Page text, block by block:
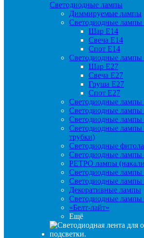
Светодиодные лампы
Диммируемые лампы
Светодиодные лампы
Шар Е14
Свеча Е14
Спот Е14
Светодиодные лампы
Шар Е27
Свеча Е27
Груша Е27
Спот Е27
Светодиодные лампы
Светодиодные
Светодиодные лампы
Светодиодные
трубки)
Светодиодные
Светодиодные лампы
РЕТРО лампы
Светодиодные лампы
Светодиодные лампы
Декоративные лампы
Светодиодные лампы
«Белт-лайт»
Ещё